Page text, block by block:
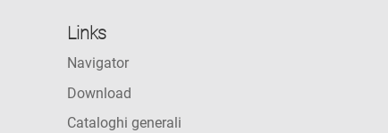
Links
Navigator
Download
Cataloghi generali